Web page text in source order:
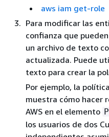
aws iam get-role
Para modificar las
confianza que
un archivo de texto
actualizada. Puede
texto para crear la
Por ejemplo, la
muestra cómo hacer
AWS en el elemento
los usuarios de dos